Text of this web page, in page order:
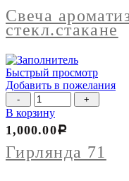
в
стекл.стакане
Свеча
стекл.стакане
Быстрый просмотр
Добавить в пожелания
Количество
товара
Гирлянда
71
В корзину
Гирлянда 71
1,000.00Р